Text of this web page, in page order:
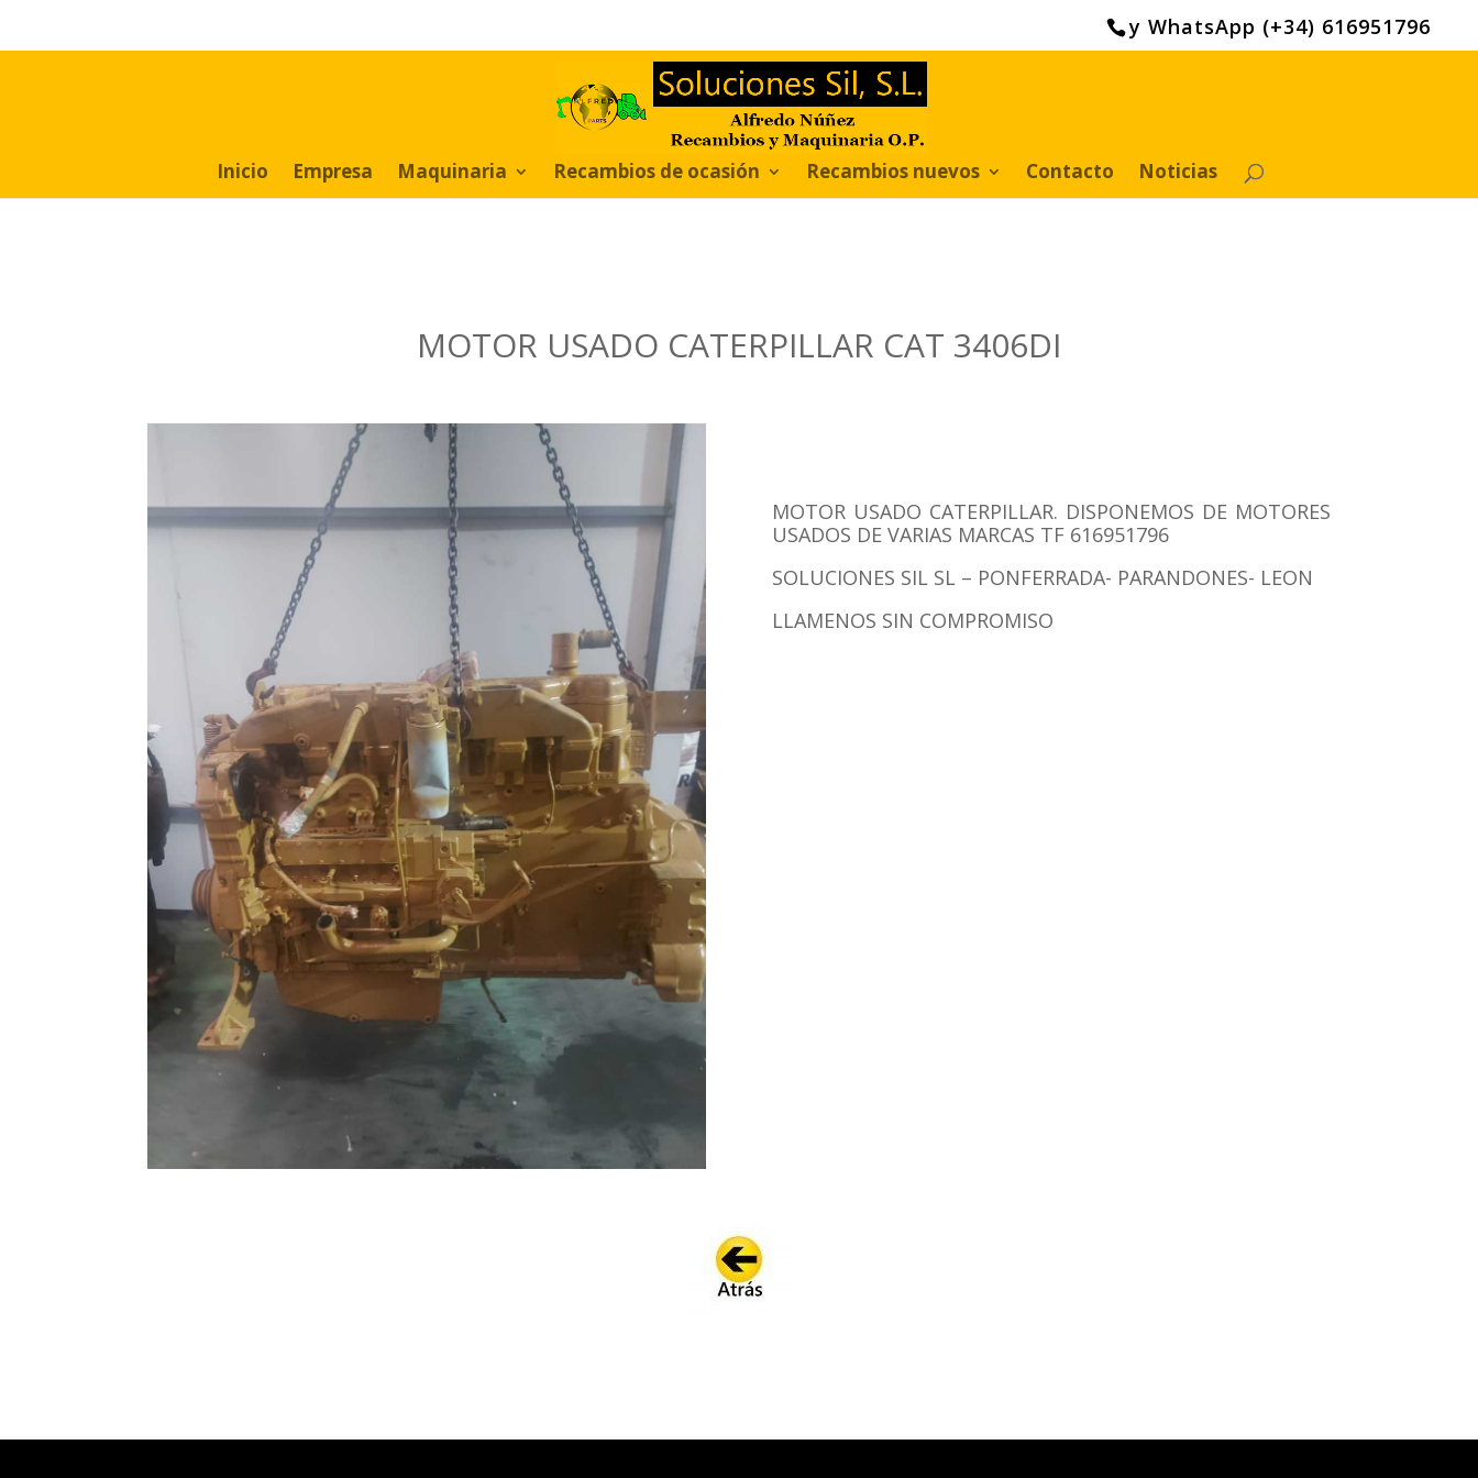
y WhatsApp (+34) 616951796
Inicio Empresa Maquinaria Recambios de ocasión Recambios nuevos Contacto Noticias
MOTOR USADO CATERPILLAR CAT 3406DI
MOTOR USADO CATERPILLAR. DISPONEMOS DE MOTORES
USADOS DE VARIAS MARCAS TF 616951796
SOLUCIONES SIL SL – PONFERRADA- PARANDONES- LEON
LLAMENOS SIN COMPROMISO